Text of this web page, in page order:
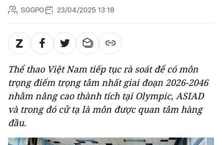
SGGPO 23/04/2025 13:18
Thể thao Việt Nam tiếp tục rà soát để có môn
trọng điểm trọng tâm nhất giai đoạn 2026-2046
nhằm nâng cao thành tích tại Olympic, ASIAD
và trong đó cử tạ là môn được quan tâm hàng
đầu.